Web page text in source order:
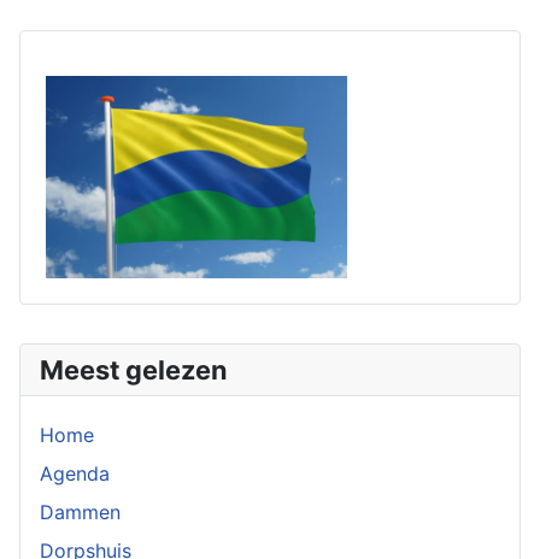
Meest gelezen
Home
Agenda
Dammen
Dorpshuis